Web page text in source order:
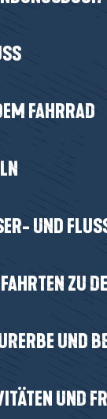
FAHRRAD
UND
ZU
UND
UND